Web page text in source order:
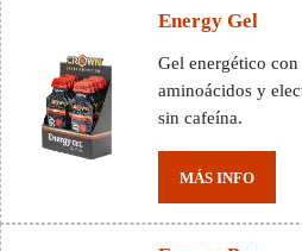
Energy Gel
Gel energético
aminoácidos y
sin cafeína.
MÁS INFO